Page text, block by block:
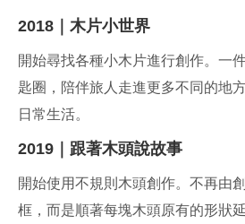
2018｜木片小世界
開始尋找各種小木片進行創作。一
匙圈，陪伴旅人走進更多不同的地
日常生活。
2019｜跟著木頭說故事
開始使用不規則木頭創作。不再由
框，而是順著每塊木頭原有的形狀